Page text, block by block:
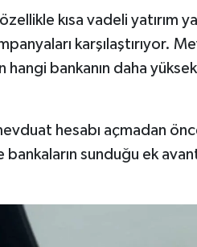
kısa vadeli yatırım
karşılaştırıyor.
hangi bankanın daha
hesabı açmadan
bankaların sunduğu ek